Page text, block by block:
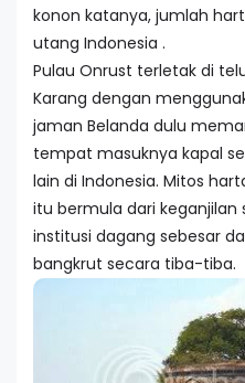
konon katanya, jumlah
utang Indonesia .
Pulau Onrust terletak di
Karang dengan
jaman Belanda dulu
tempat masuknya kapal
lain di Indonesia. Mitos
itu bermula dari keganjilan
institusi dagang sebesar
bangkrut secara tiba-tiba.